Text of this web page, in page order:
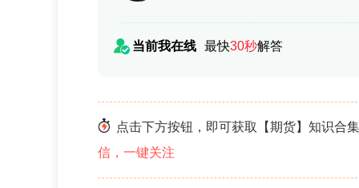
当前我在线 最快30秒解答
点击下方按钮，即可获取【期货】知识合
信，一键关注